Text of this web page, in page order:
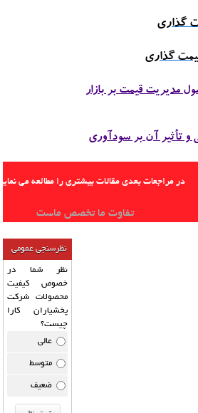
گذاری
گذاری
مدیریت قیمت بر بازار
و تأثیر آن بر سودآوری
در مراجعات بعدی مقالات بیشتری را مطالعه می
تفاوت ما تخصص ماست
نظرسنجی عمومی
نظر شما در
خصوص کیفیت
محصولات شرکت
پخشیاران کارا
چیست؟
عالی
متوسط
ضعیف